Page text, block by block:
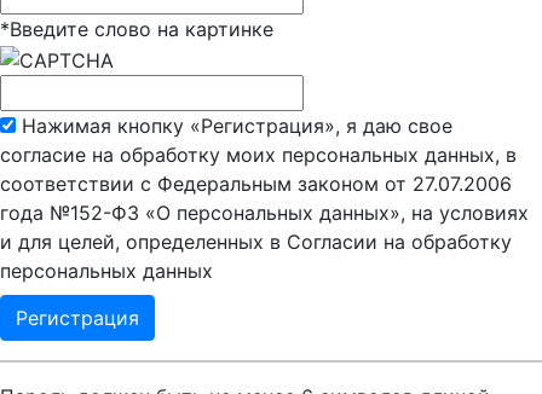
*Введите слово на картинке
Нажимая кнопку «Регистрация», я даю свое
согласие на обработку моих персональных данных, в
соответствии с Федеральным законом от 27.07.2006
года №152-ФЗ «О персональных данных», на условиях
и для целей, определенных в Согласии на обработку
персональных данных